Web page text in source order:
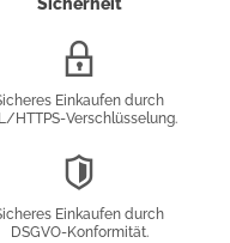
Einkaufen durch
HTTPS-Verschlüsselung.
Einkaufen durch
DSGVO-Konformität.